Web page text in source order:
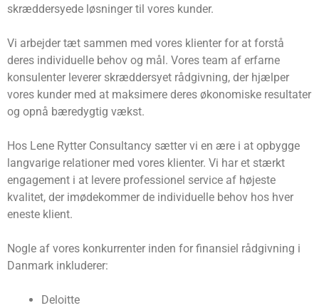
skræddersyede løsninger til vores kunder.
Vi arbejder tæt sammen med vores klienter for at forstå
deres individuelle behov og mål. Vores team af erfarne
konsulenter leverer skræddersyet rådgivning, der hjælper
vores kunder med at maksimere deres økonomiske resultater
og opnå bæredygtig vækst.
Hos Lene Rytter Consultancy sætter vi en ære i at opbygge
langvarige relationer med vores klienter. Vi har et stærkt
engagement i at levere professionel service af højeste
kvalitet, der imødekommer de individuelle behov hos hver
eneste klient.
Nogle af vores konkurrenter inden for finansiel rådgivning i
Danmark inkluderer:
Deloitte